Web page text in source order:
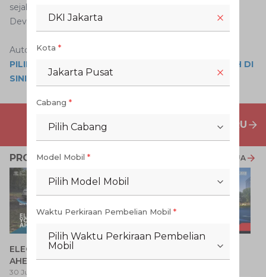
sejahtera bersama bangsa dan mendukung Sustainable
Development Goals Indonesia.
Auto2000 Digiroom
PILIH VELOZ ATAU AVANZA? MILIKI SECARA MUDAH DI
SINI
PENAWARAN MOBIL BARU
PROMO TERKAIT LIHAT SEMUA
ELECTRIFY YOUR PATH
AHEAD
30 Jul 2026
DKI Jakarta
Kota *
Jakarta Pusat
Cabang *
Pilih Cabang
Model Mobil *
Pilih Model Mobil
Waktu Perkiraan Pembelian Mobil *
Pilih Waktu Perkiraan Pembelian
Mobil